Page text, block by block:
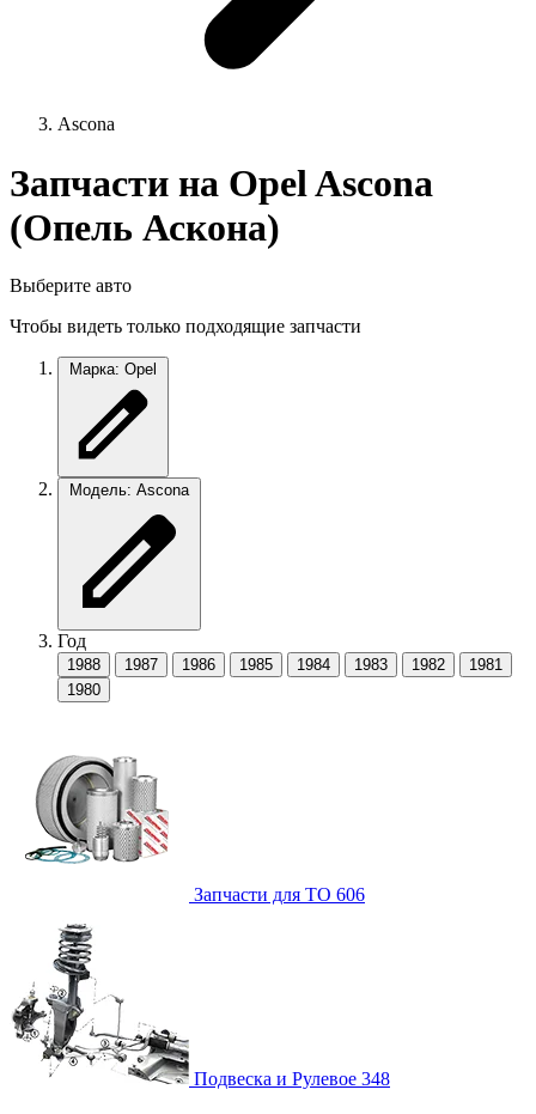
Ascona
Запчасти на Opel Ascona
(Опель Аскона)
Выберите авто
Чтобы видеть только подходящие запчасти
Марка: Opel
Модель: Ascona
Год
1988 1987 1986 1985 1984 1983 1982
1981
1980
Запчасти для ТО 606
Подвеска и Рулевое 348